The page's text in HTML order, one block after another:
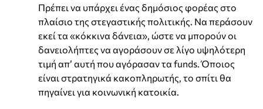
Πρέπει να υπάρχει ένας δημόσιος φορέας στο
πλαίσιο της στεγαστικής πολιτικής. Να περάσουν
εκεί τα «κόκκινα δάνεια», ώστε να μπορούν οι
δανειολήπτες να αγοράσουν σε λίγο υψηλότερη
τιμή απ’ αυτή που αγόρασαν τα funds. Όποιος
είναι στρατηγικά κακοπληρωτής, το σπίτι θα
πηγαίνει για κοινωνική κατοικία.